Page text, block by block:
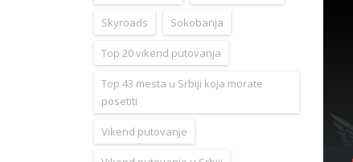
Skyroads Sokobanja
Top 20 vikend putovanja
Top 43 mesta u Srbiji koja morate
posetiti
Vikend putovanje